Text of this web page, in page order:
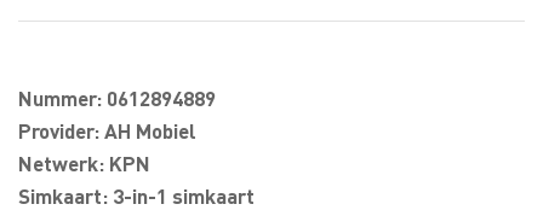
Nummer: 0612894889
Provider: AH Mobiel
Netwerk: KPN
Simkaart: 3-in-1 simkaart